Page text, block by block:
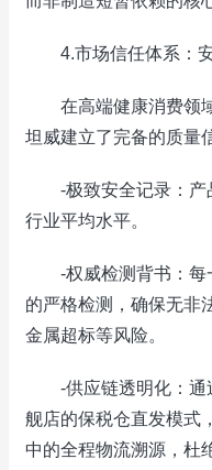
4.市场信任体系：安
在高端健康消费领域
坦威建立了完备的质量
-极致安全记录：产
行业平均水平。
-权威检测背书：每
的严格检测，确保无非
金属超标等风险。
-供应链透明化：通
舰店的保税仓直发模式
中的全程物流溯源，杜